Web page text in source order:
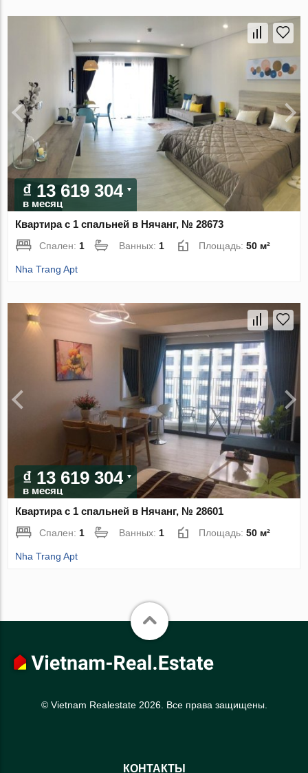
₫ 13 619 304
в месяц
Квартира с 1 спальней в Нячанг, № 28673
Спален: 1 Ванных: 1 Площадь:50 м²
Nha Trang Apt
₫ 13 619 304
в месяц
Квартира с 1 спальней в Нячанг, № 28601
Спален: 1 Ванных: 1 Площадь:50 м²
Nha Trang Apt
© Vietnam Realestate 2026. Все права защищены.
КОНТАКТЫ